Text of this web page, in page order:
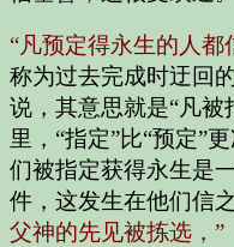
“凡预定得永生的人都
称为过去完成时迂回
说，其意思就是“凡
里，“指定”比“预定”
们被指定获得永生是
件，这发生在他们信
父神的先见被拣选，”